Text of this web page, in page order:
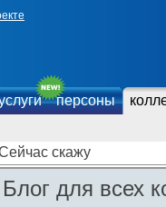
персоны
скажу
Блог для всех